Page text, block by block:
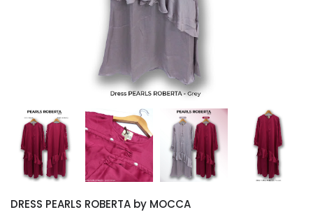
DRESS PEARLS ROBERTA by MOCCA